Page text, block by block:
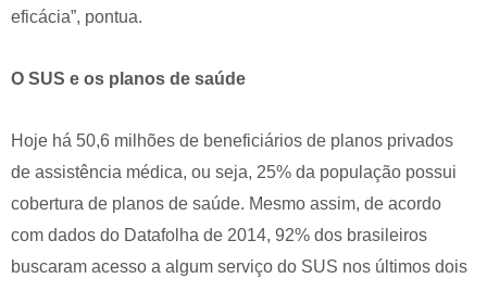
eficácia”, pontua.
O SUS e os planos de saúde
Hoje há 50,6 milhões de beneficiários de planos privados
de assistência médica, ou seja, 25% da população possui
cobertura de planos de saúde. Mesmo assim, de acordo
com dados do Datafolha de 2014, 92% dos brasileiros
buscaram acesso a algum serviço do SUS nos últimos dois